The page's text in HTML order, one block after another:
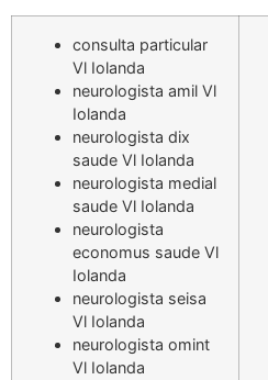
consulta particular
Vl Iolanda
neurologista amil Vl
Iolanda
neurologista dix
saude Vl Iolanda
neurologista medial
saude Vl Iolanda
neurologista
economus saude Vl
Iolanda
neurologista seisa
Vl Iolanda
neurologista omint
Vl Iolanda